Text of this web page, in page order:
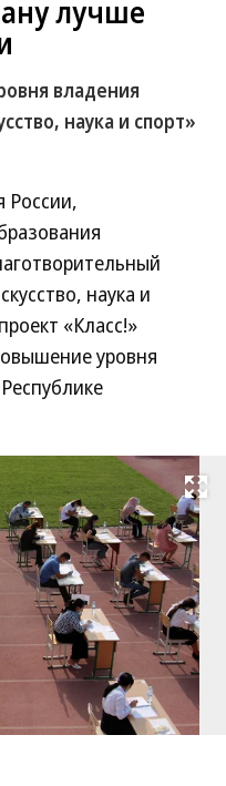
лучше
владения
наука и спорт»
России,
наука и
«Класс!»
уровня
Развернуть